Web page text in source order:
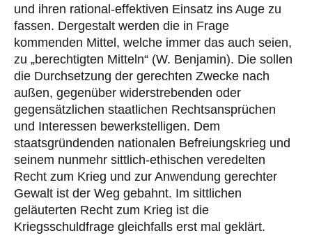
und ihren rational-effektiven Einsatz ins Auge zu
fassen. Dergestalt werden die in Frage
kommenden Mittel, welche immer das auch seien,
zu „berechtigten Mitteln“ (W. Benjamin). Die sollen
die Durchsetzung der gerechten Zwecke nach
außen, gegenüber widerstrebenden oder
gegensätzlichen staatlichen Rechtsansprüchen
und Interessen bewerkstelligen. Dem
staatsgründenden nationalen Befreiungskrieg und
seinem nunmehr sittlich-ethischen veredelten
Recht zum Krieg und zur Anwendung gerechter
Gewalt ist der Weg gebahnt. Im sittlichen
geläuterten Recht zum Krieg ist die
Kriegsschuldfrage gleichfalls erst mal geklärt.